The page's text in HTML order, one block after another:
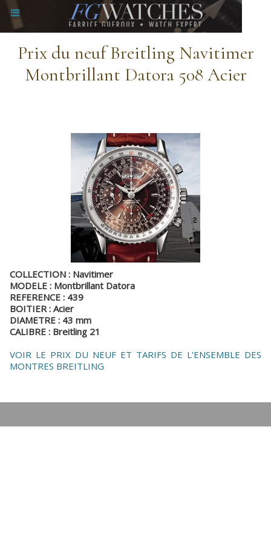
Prix du neuf Breitling Navitimer
Montbrillant Datora 508 Acier
COLLECTION : Navitimer
MODELE : Montbrillant Datora
REFERENCE : 439
BOITIER : Acier
DIAMETRE : 43 mm
CALIBRE : Breitling 21
VOIR LE PRIX DU NEUF ET TARIFS DE L'ENSEMBLE DES
MONTRES BREITLING